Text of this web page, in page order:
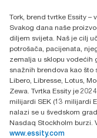
H-1021
Budakeszi út 51.
Tork, brend tvrtke Essity
Svakog dana naše
diljem svijeta. Naš je cilj
potrošača, pacijenata,
zemalja u sklopu vodećih
snažnih brendova kao što
Libero, Libresse, Lotus,
Zewa. Tvrtka Essity je
milijardi SEK (13 milijardi
nalazi se u švedskom
Nasdaq Stockholm burzi.
www.essity.com